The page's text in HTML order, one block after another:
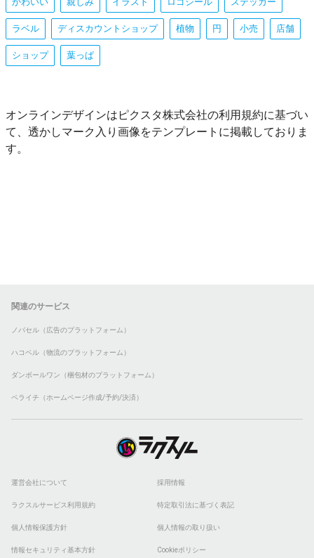
ラベル ディスカウントショップ 植物 円 小売 店舗
ショップ 葉っぱ
オンラインデザインはピクスタ株式会社の利用規約に基づい
て、透かしマーク入り画像をテンプレートに掲載しておりま
す。
関連のサービス
ノバセル（広告のプラットフォーム）
ハコベル（物流のプラットフォーム）
ダンボールワン（梱包材のプラットフォーム）
ペライチ（ホームページ作成/予約/決済）
運営会社について 採用情報
ラクスルサービス利用規約 特定取引法に基づく表記
個人情報保護方針 個人情報の取り扱い
情報セキュリティ基本方針 Cookieポリシー